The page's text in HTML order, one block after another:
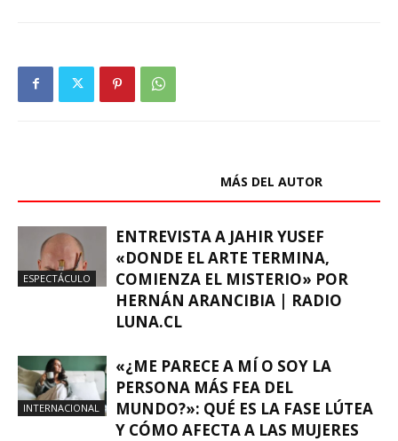
MÁS DEL AUTOR
ESPECTÁCULO
ENTREVISTA A JAHIR YUSEF
«DONDE EL ARTE TERMINA,
COMIENZA EL MISTERIO» POR
HERNÁN ARANCIBIA | RADIO
LUNA.CL
INTERNACIONAL
«¿ME PARECE A MÍ O SOY LA
PERSONA MÁS FEA DEL
MUNDO?»: QUÉ ES LA FASE LÚTEA
Y CÓMO AFECTA A LAS MUJERES